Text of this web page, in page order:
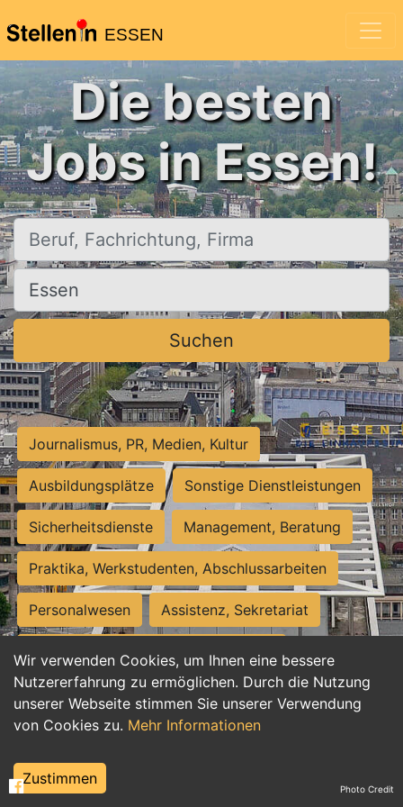
ESSEN
Wir verwenden Cookies, um Ihnen eine bessere
Nutzererfahrung zu ermöglichen. Durch die Nutzung
unserer Webseite stimmen Sie unserer Verwendung
von Cookies zu. Mehr Informationen
Zustimmen
Die besten
Jobs in Essen!
Beruf, Fachrichtung, Firma
Ort, Stadt
Suchen
Journalismus, PR, Medien, Kultur
Ausbildungsplätze Sonstige Dienstleistungen
Sicherheitsdienste Management, Beratung
Praktika, Werkstudenten, Abschlussarbeiten
Personalwesen Assistenz, Sekretariat
Hilfskräfte, Aushilfs- und Nebenjobs
Einkauf, Logistik, Materialwirtschaft
Weiterbildung, Studium, duale Ausbildung
Tourismus
Photo Credit